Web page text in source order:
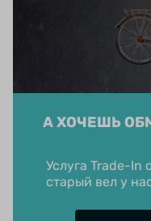
А ХОЧЕШЬ
Услуга Trade-In
старый вел у